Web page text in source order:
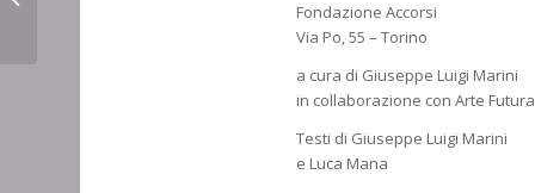
Fondazione Accorsi
Via Po, 55 – Torino
a cura di Giuseppe Luigi Marini
in collaborazione con Arte Futura
Testi di Giuseppe Luigi Marini
e Luca Mana